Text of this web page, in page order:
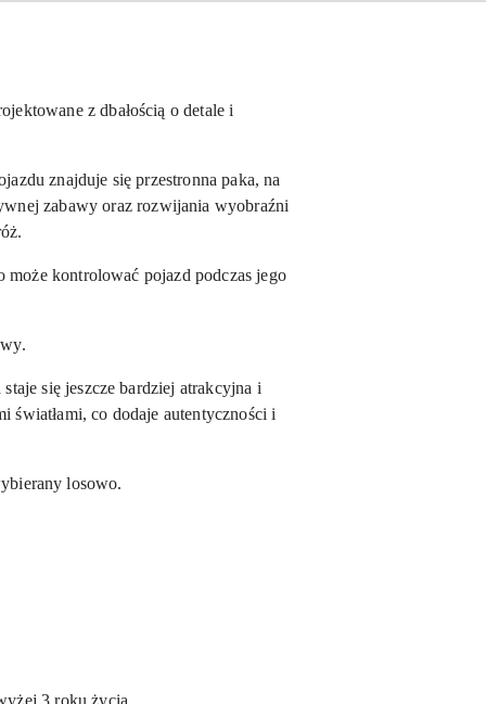
z dbałością o detale i
znajduje się przestronna paka, na
zabawy oraz rozwijania wyobraźni
kontrolować pojazd podczas jego
się jeszcze bardziej atrakcyjna i
światłami, co dodaje autentyczności i
losowo.
3 roku życia.